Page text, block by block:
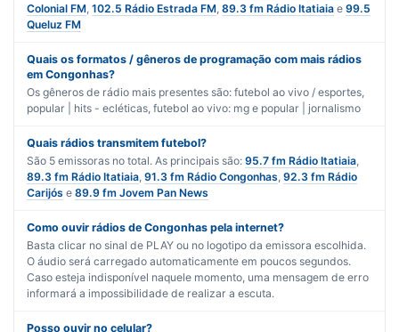
Colonial FM 102.5 Rádio Estrada FM 89.3 fm Rádio Itatiaia e 99.5
Queluz FM
Quais os formatos / gêneros de programação com mais rádios
em Congonhas?
Os gêneros de rádio mais presentes são: futebol ao vivo / esportes
popular | hits - ecléticas futebol ao vivo: mg e popular | jornalismo
Quais rádios transmitem futebol?
São 5 emissoras no total. As principais são: 95.7 fm Rádio Itatiaia
89.3 fm Rádio Itatiaia 91.3 fm Rádio Congonhas 92.3 fm Rádio
Carijós e 89.9 fm Jovem Pan News
Como ouvir rádios de Congonhas pela internet?
Basta clicar no sinal de PLAY ou no logotipo da emissora escolhida.
O áudio será carregado automaticamente em poucos segundos.
Caso esteja indisponível naquele momento, uma mensagem de erro
informará a impossibilidade de realizar a escuta.
Posso ouvir no celular?